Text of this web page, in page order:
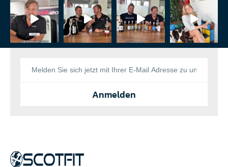
Anmelden